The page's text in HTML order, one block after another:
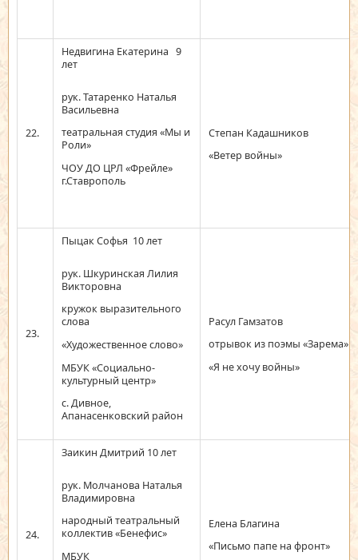
22.
Недвигина Екатерина 9
лет
рук. Татаренко Наталья
Васильевна
театральная студия «Мы и
Роли»
ЧОУ ДО ЦРЛ «Фрейле»
г.Ставрополь
Степан Кадашников
«Ветер войны»
23.
Пыцак Софья 10 лет
рук. Шкуринская Лилия
Викторовна
кружок выразительного
слова
«Художественное слово»
МБУК «Социально-
культурный центр»
с. Дивное,
Апанасенковский район
Расул Гамзатов
отрывок из поэмы «Зарема»
«Я не хочу войны»
24.
Заикин Дмитрий 10 лет
рук. Молчанова Наталья
Владимировна
народный театральный
коллектив «Бенефис»
МБУК
Елена Благина
«Письмо папе на фронт»